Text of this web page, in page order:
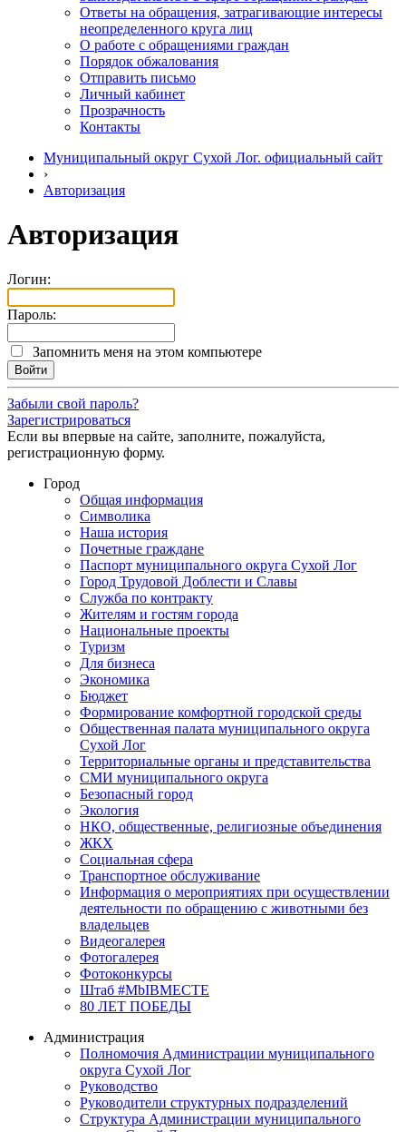
Ответы на обращения, затрагивающие интересы
неопределенного круга лиц
О работе с обращениями граждан
Порядок обжалования
Отправить письмо
Личный кабинет
Прозрачность
Контакты
Муниципальный округ Сухой Лог. официальный сайт
›
Авторизация
Авторизация
Логин:
Пароль:
Запомнить меня на этом компьютере
Забыли свой пароль?
Зарегистрироваться
Если вы впервые на сайте, заполните, пожалуйста,
регистрационную форму.
Город
Общая информация
Символика
Наша история
Почетные граждане
Паспорт муниципального округа Сухой Лог
Город Трудовой Доблести и Славы
Служба по контракту
Жителям и гостям города
Национальные проекты
Туризм
Для бизнеса
Экономика
Бюджет
Формирование комфортной городской среды
Общественная палата муниципального округа
Сухой Лог
Территориальные органы и представительства
СМИ муниципального округа
Безопасный город
Экология
НКО, общественные, религиозные объединения
ЖКХ
Социальная сфера
Транспортное обслуживание
Информация о мероприятиях при осуществлении
деятельности по обращению с животными без
владельцев
Видеогалерея
Фотогалерея
Фотоконкурсы
Штаб #MbIBMECTE
80 ЛЕТ ПОБЕДЫ
Администрация
Полномочия Администрации муниципального
округа Сухой Лог
Руководство
Руководители структурных подразделений
Структура Администрации муниципального